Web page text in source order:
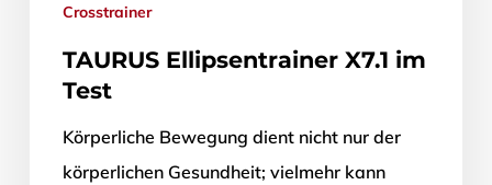
Crosstrainer
TAURUS Ellipsentrainer X7.1 im
Test
Körperliche Bewegung dient nicht nur der
körperlichen Gesundheit; vielmehr kann